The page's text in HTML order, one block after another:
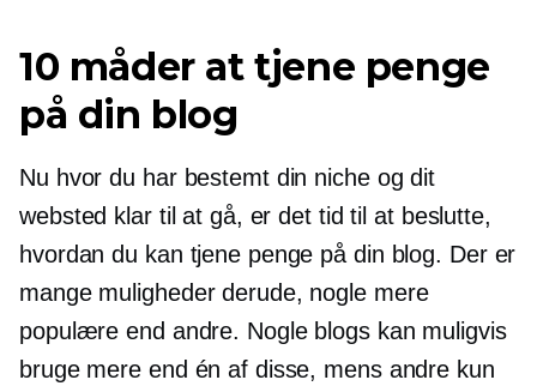
10 måder at tjene penge
på din blog
Nu hvor du har bestemt din niche og dit
websted klar til at gå, er det tid til at beslutte,
hvordan du kan tjene penge på din blog. Der er
mange muligheder derude, nogle mere
populære end andre. Nogle blogs kan muligvis
bruge mere end én af disse, mens andre kun